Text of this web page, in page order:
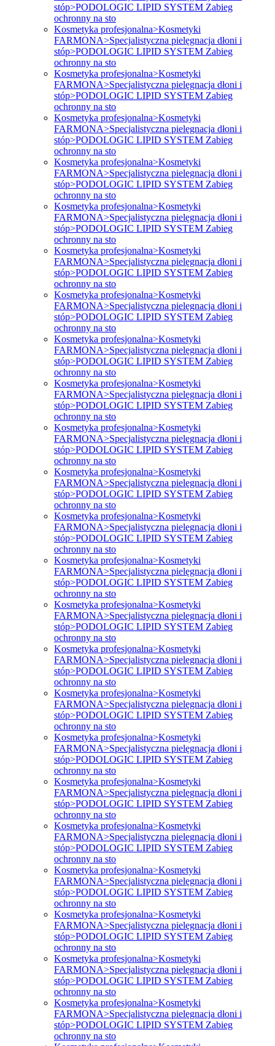
stóp>PODOLOGIC LIPID SYSTEM Zabieg
ochronny na sto
Kosmetyka profesjonalna>Kosmetyki
FARMONA>Specjalistyczna pielęgnacja dłoni i
stóp>PODOLOGIC LIPID SYSTEM Zabieg
ochronny na sto
Kosmetyka profesjonalna>Kosmetyki
FARMONA>Specjalistyczna pielęgnacja dłoni i
stóp>PODOLOGIC LIPID SYSTEM Zabieg
ochronny na sto
Kosmetyka profesjonalna>Kosmetyki
FARMONA>Specjalistyczna pielęgnacja dłoni i
stóp>PODOLOGIC LIPID SYSTEM Zabieg
ochronny na sto
Kosmetyka profesjonalna>Kosmetyki
FARMONA>Specjalistyczna pielęgnacja dłoni i
stóp>PODOLOGIC LIPID SYSTEM Zabieg
ochronny na sto
Kosmetyka profesjonalna>Kosmetyki
FARMONA>Specjalistyczna pielęgnacja dłoni i
stóp>PODOLOGIC LIPID SYSTEM Zabieg
ochronny na sto
Kosmetyka profesjonalna>Kosmetyki
FARMONA>Specjalistyczna pielęgnacja dłoni i
stóp>PODOLOGIC LIPID SYSTEM Zabieg
ochronny na sto
Kosmetyka profesjonalna>Kosmetyki
FARMONA>Specjalistyczna pielęgnacja dłoni i
stóp>PODOLOGIC LIPID SYSTEM Zabieg
ochronny na sto
Kosmetyka profesjonalna>Kosmetyki
FARMONA>Specjalistyczna pielęgnacja dłoni i
stóp>PODOLOGIC LIPID SYSTEM Zabieg
ochronny na sto
Kosmetyka profesjonalna>Kosmetyki
FARMONA>Specjalistyczna pielęgnacja dłoni i
stóp>PODOLOGIC LIPID SYSTEM Zabieg
ochronny na sto
Kosmetyka profesjonalna>Kosmetyki
FARMONA>Specjalistyczna pielęgnacja dłoni i
stóp>PODOLOGIC LIPID SYSTEM Zabieg
ochronny na sto
Kosmetyka profesjonalna>Kosmetyki
FARMONA>Specjalistyczna pielęgnacja dłoni i
stóp>PODOLOGIC LIPID SYSTEM Zabieg
ochronny na sto
Kosmetyka profesjonalna>Kosmetyki
FARMONA>Specjalistyczna pielęgnacja dłoni i
stóp>PODOLOGIC LIPID SYSTEM Zabieg
ochronny na sto
Kosmetyka profesjonalna>Kosmetyki
FARMONA>Specjalistyczna pielęgnacja dłoni i
stóp>PODOLOGIC LIPID SYSTEM Zabieg
ochronny na sto
Kosmetyka profesjonalna>Kosmetyki
FARMONA>Specjalistyczna pielęgnacja dłoni i
stóp>PODOLOGIC LIPID SYSTEM Zabieg
ochronny na sto
Kosmetyka profesjonalna>Kosmetyki
FARMONA>Specjalistyczna pielęgnacja dłoni i
stóp>PODOLOGIC LIPID SYSTEM Zabieg
ochronny na sto
Kosmetyka profesjonalna>Kosmetyki
FARMONA>Specjalistyczna pielęgnacja dłoni i
stóp>PODOLOGIC LIPID SYSTEM Zabieg
ochronny na sto
Kosmetyka profesjonalna>Kosmetyki
FARMONA>Specjalistyczna pielęgnacja dłoni i
stóp>PODOLOGIC LIPID SYSTEM Zabieg
ochronny na sto
Kosmetyka profesjonalna>Kosmetyki
FARMONA>Specjalistyczna pielęgnacja dłoni i
stóp>PODOLOGIC LIPID SYSTEM Zabieg
ochronny na sto
Kosmetyka profesjonalna>Kosmetyki
FARMONA>Specjalistyczna pielęgnacja dłoni i
stóp>PODOLOGIC LIPID SYSTEM Zabieg
ochronny na sto
Kosmetyka profesjonalna>Kosmetyki
FARMONA>Specjalistyczna pielęgnacja dłoni i
stóp>PODOLOGIC LIPID SYSTEM Zabieg
ochronny na sto
Kosmetyka profesjonalna>Kosmetyki
FARMONA>Specjalistyczna pielęgnacja dłoni i
stóp>PODOLOGIC LIPID SYSTEM Zabieg
ochronny na sto
Kosmetyka profesjonalna>Kosmetyki
FARMONA>Specjalistyczna pielęgnacja dłoni i
stóp>PODOLOGIC LIPID SYSTEM Zabieg
ochronny na sto
Kosmetyka profesjonalna>Kosmetyki
FARMONA>Specjalistyczna pielęgnacja dłoni i
stóp>PODOLOGIC LIPID SYSTEM Zabieg
ochronny na sto